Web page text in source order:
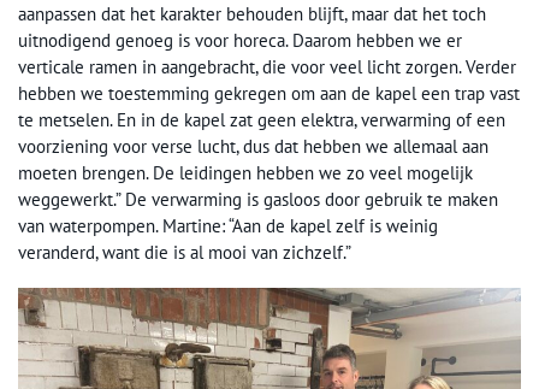
aanpassen dat het karakter behouden blijft, maar dat het toch
uitnodigend genoeg is voor horeca. Daarom hebben we er
verticale ramen in aangebracht, die voor veel licht zorgen. Verder
hebben we toestemming gekregen om aan de kapel een trap vast
te metselen. En in de kapel zat geen elektra, verwarming of een
voorziening voor verse lucht, dus dat hebben we allemaal aan
moeten brengen. De leidingen hebben we zo veel mogelijk
weggewerkt.” De verwarming is gasloos door gebruik te maken
van waterpompen. Martine: “Aan de kapel zelf is weinig
veranderd, want die is al mooi van zichzelf.”